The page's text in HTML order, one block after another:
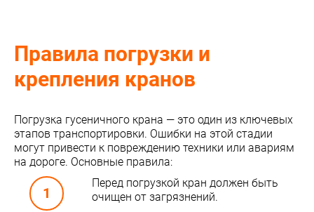
Правила погрузки и
крепления кранов
Погрузка гусеничного крана — это один из ключевых
этапов транспортировки. Ошибки на этой стадии
могут привести к повреждению техники или авариям
на дороге. Основные правила:
Перед погрузкой кран должен быть
очищен от загрязнений.